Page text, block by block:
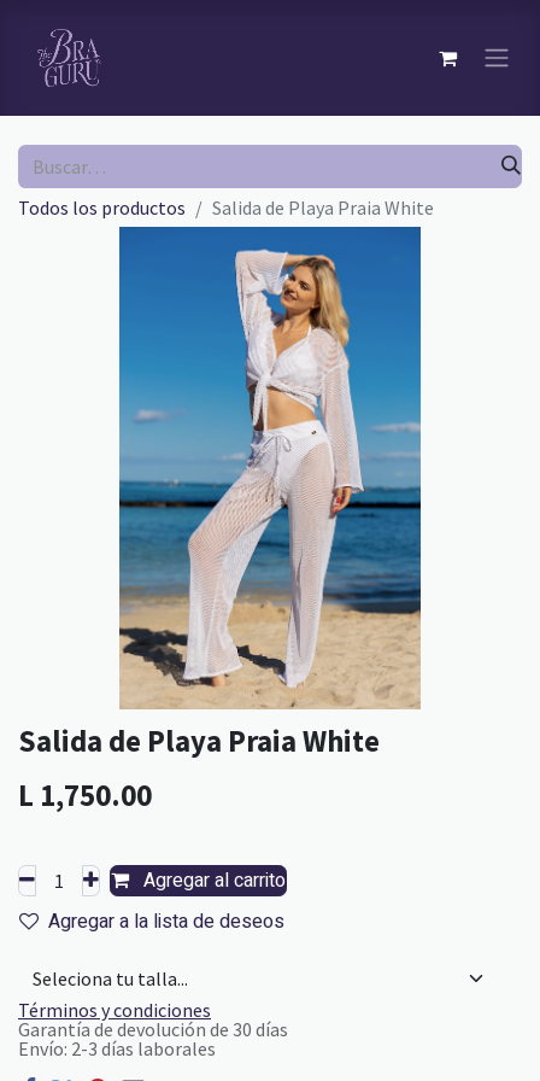
Todos los productos Salida de Playa Praia White
Salida de Playa Praia White
L 1,750.00
Agregar al carrito
Agregar a la lista de deseos
Términos y condiciones
Garantía de devolución de 30 días
Envío: 2-3 días laborales